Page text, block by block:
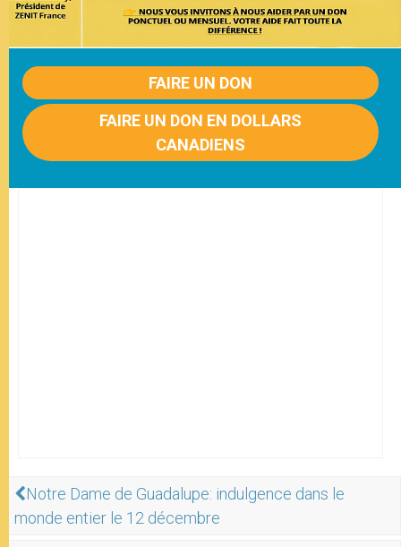
FAIRE UN DON
FAIRE UN DON EN DOLLARS
CANADIENS
Notre Dame de Guadalupe: indulgence dans le
monde entier le 12 décembre